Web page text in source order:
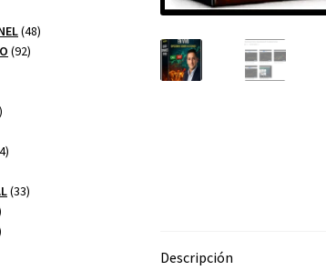
Descripción
4848
9292
15
14
3333